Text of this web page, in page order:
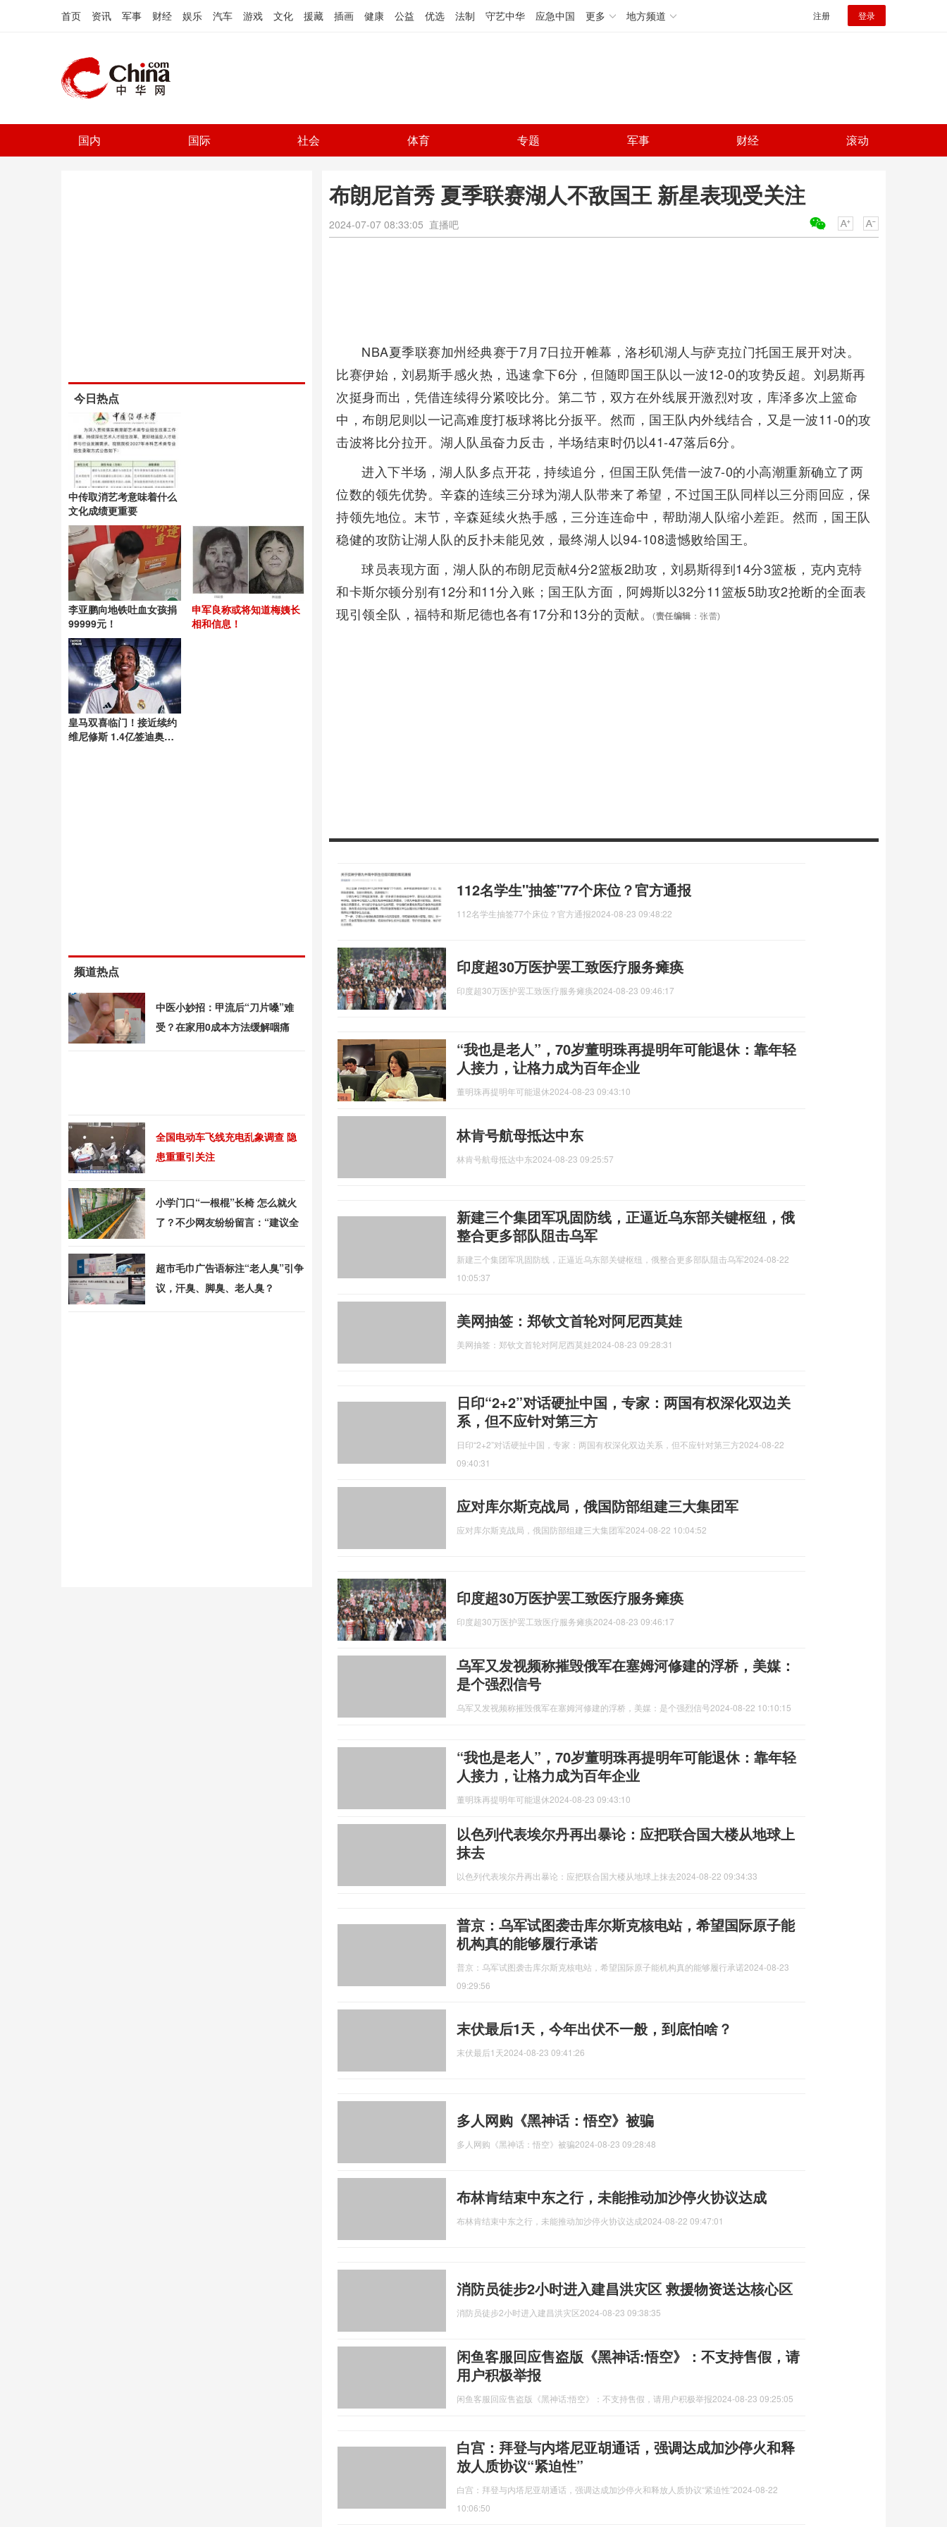
首页 资讯 军事 财经 娱乐 汽车 游戏 文化 援藏 插画 健康 公益 优选 法制 守艺中华 应急中国 更多 地方频道 注册 登录
国内 国际 社会 体育 专题 军事 财经 滚动
布朗尼首秀 夏季联赛湖人不敌国王 新星表现受关注
2024-07-07 08:33:05 直播吧
NBA夏季联赛加州经典赛于7月7日拉开帷幕，洛杉矶湖人与萨克拉门托国王展开对决。
比赛伊始，刘易斯手感火热，迅速拿下6分，但随即国王队以一波12-0的攻势反超。刘易斯再
次挺身而出，凭借连续得分紧咬比分。第二节，双方在外线展开激烈对攻，库泽多次上篮命
中，布朗尼则以一记高难度打板球将比分扳平。然而，国王队内外线结合，又是一波11-0的攻
击波将比分拉开。湖人队虽奋力反击，半场结束时仍以41-47落后6分。
进入下半场，湖人队多点开花，持续追分，但国王队凭借一波7-0的小高潮重新确立了两
位数的领先优势。辛森的连续三分球为湖人队带来了希望，不过国王队同样以三分雨回应，保
持领先地位。末节，辛森延续火热手感，三分连连命中，帮助湖人队缩小差距。然而，国王队
稳健的攻防让湖人队的反扑未能见效，最终湖人以94-108遗憾败给国王。
球员表现方面，湖人队的布朗尼贡献4分2篮板2助攻，刘易斯得到14分3篮板，克内克特
和卡斯尔顿分别有12分和11分入账；国王队方面，阿姆斯以32分11篮板5助攻2抢断的全面表
现引领全队，福特和斯尼德也各有17分和13分的贡献。
(责任编辑 ：张蕾)
112名学生"抽签"77个床位？官方通报
112名学生抽签77个床位？官方通报2024-08-23 09:48:22
印度超30万医护罢工致医疗服务瘫痪
印度超30万医护罢工致医疗服务瘫痪2024-08-23 09:46:17
“我也是老人”，70岁董明珠再提明年可能退休：靠年轻
人接力，让格力成为百年企业
董明珠再提明年可能退休2024-08-23 09:43:10
林肯号航母抵达中东
林肯号航母抵达中东2024-08-23 09:25:57
新建三个集团军巩固防线，正逼近乌东部关键枢纽，俄
整合更多部队阻击乌军
新建三个集团军巩固防线，正逼近乌东部关键枢纽，俄整合更多部队阻击乌军2024-08-22
10:05:37
美网抽签：郑钦文首轮对阿尼西莫娃
美网抽签：郑钦文首轮对阿尼西莫娃2024-08-23 09:28:31
日印“2+2”对话硬扯中国，专家：两国有权深化双边关
系，但不应针对第三方
日印“2+2”对话硬扯中国，专家：两国有权深化双边关系，但不应针对第三方2024-08-22
09:40:31
应对库尔斯克战局，俄国防部组建三大集团军
应对库尔斯克战局，俄国防部组建三大集团军2024-08-22 10:04:52
印度超30万医护罢工致医疗服务瘫痪
印度超30万医护罢工致医疗服务瘫痪2024-08-23 09:46:17
乌军又发视频称摧毁俄军在塞姆河修建的浮桥，美媒：
是个强烈信号
乌军又发视频称摧毁俄军在塞姆河修建的浮桥，美媒：是个强烈信号2024-08-22 10:10:15
“我也是老人”，70岁董明珠再提明年可能退休：靠年轻
人接力，让格力成为百年企业
董明珠再提明年可能退休2024-08-23 09:43:10
以色列代表埃尔丹再出暴论：应把联合国大楼从地球上
抹去
以色列代表埃尔丹再出暴论：应把联合国大楼从地球上抹去2024-08-22 09:34:33
普京：乌军试图袭击库尔斯克核电站，希望国际原子能
机构真的能够履行承诺
普京：乌军试图袭击库尔斯克核电站，希望国际原子能机构真的能够履行承诺2024-08-23
09:29:56
末伏最后1天，今年出伏不一般，到底怕啥？
末伏最后1天2024-08-23 09:41:26
多人网购《黑神话：悟空》被骗
多人网购《黑神话：悟空》被骗2024-08-23 09:28:48
布林肯结束中东之行，未能推动加沙停火协议达成
布林肯结束中东之行，未能推动加沙停火协议达成2024-08-22 09:47:01
消防员徒步2小时进入建昌洪灾区 救援物资送达核心区
消防员徒步2小时进入建昌洪灾区2024-08-23 09:38:35
闲鱼客服回应售盗版《黑神话:悟空》：不支持售假，请
用户积极举报
闲鱼客服回应售盗版《黑神话:悟空》：不支持售假，请用户积极举报2024-08-23 09:25:05
白宫：拜登与内塔尼亚胡通话，强调达成加沙停火和释
放人质协议“紧迫性”
白宫：拜登与内塔尼亚胡通话，强调达成加沙停火和释放人质协议“紧迫性”2024-08-22
10:06:50
今日热点
中传取消艺考意味着什么
文化成绩更重要
李亚鹏向地铁吐血女孩捐
99999元！
申军良称或将知道梅姨长
相和信息！
皇马双喜临门！接近续约
维尼修斯 1.4亿签迪奥曼
频道热点
中医小妙招：甲流后“刀片嗓”难
受？在家用0成本方法缓解咽痛
全国电动车飞线充电乱象调查 隐
患重重引关注
小学门口“一根棍”长椅 怎么就火
了？不少网友纷纷留言：“建议全
超市毛巾广告语标注“老人臭”引争
议，汗臭、脚臭、老人臭？